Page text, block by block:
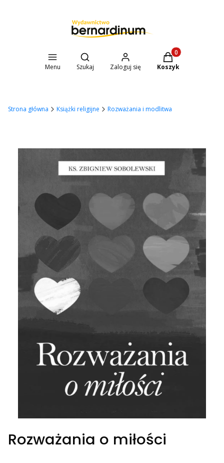
Menu
Otwórz wyszukiwarkę
Szukaj Zaloguj się
Produkty w
Koszyk
Strona główna Książki religijne Rozważania i modlitwa
Rozważania o miłości